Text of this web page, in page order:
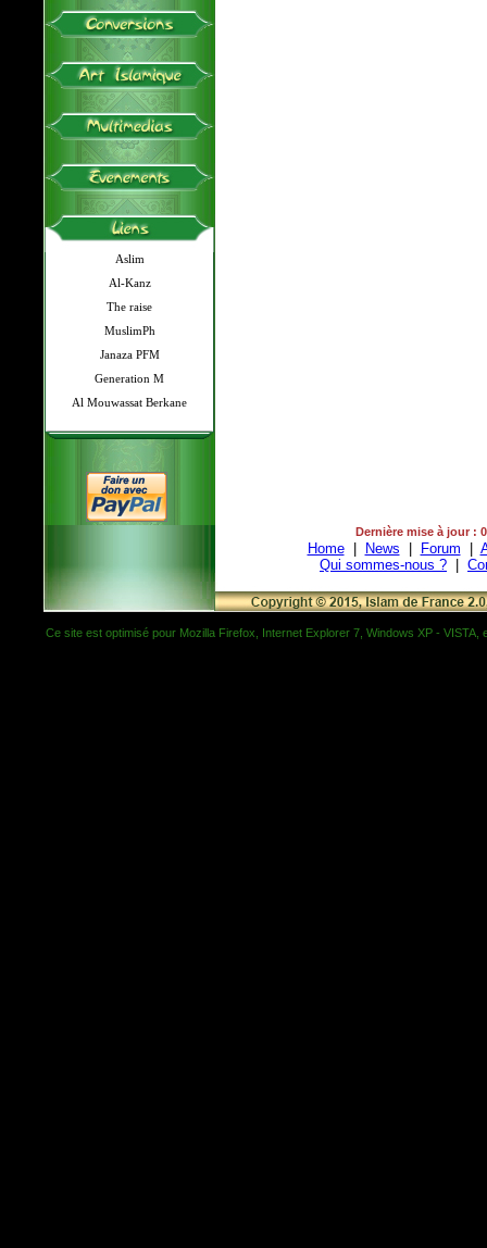
Aslim
Al-Kanz
The raise
MuslimPh
Janaza PFM
Generation M
Al Mouwassat Berkane
Dernière mise à jour :
Home| News Forum
Qui sommes-nous ?
Ce site est optimisé pour Mozilla Firefox, Internet Explorer 7, Windows XP -